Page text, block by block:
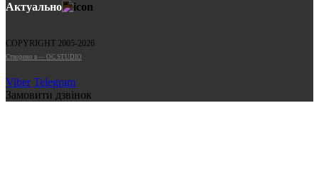
Актуально
COPYRIGHT 2005-2026
Cтворено в — OC STUDIO
Viber Telegram
Замовити дзвінок